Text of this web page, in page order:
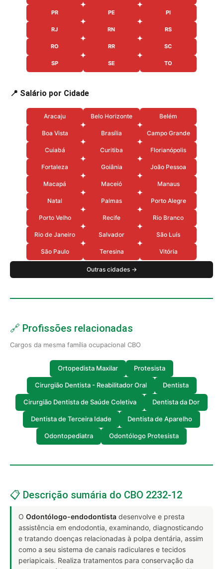
PR PE PI
RJ RN RS
RO RR SC
SP SE TO
📍 Salário por Cidade
Aracaju Belo Horizonte Belém
Boa Vista Brasília Campo Grande
Cuiabá Curitiba Florianópolis
Fortaleza Goiânia João Pessoa
Macapá Maceió Manaus
Natal Palmas Porto Alegre
Porto Velho Recife Rio Branco
Rio de Janeiro Salvador São Luís
São Paulo Teresina Vitória
Outras cidades →
🔗 Profissões relacionadas
Cargos da mesma família ocupacional CBO
Ortopedista Maxilar Protesista
Cirurgião Dentista - Reabilitador Oral Dentista
Cirurgião Dentista de Saúde Coletiva Dentista da Dor
Dentista de Terceira Idade Dentista de Aparelho
Odontopediatra Odontólogo Protesista
📋 Descrição sumária do CBO 2232-12
O Odontólogo-endodontista desenvolve e presta
assistência em endodontia, examinando, diagnosticando
e tratando doenças relacionadas à polpa dentária, assim
como a seu sistema de canais radiculares e tecidos
periapicais. Realiza tratamentos para conservação da